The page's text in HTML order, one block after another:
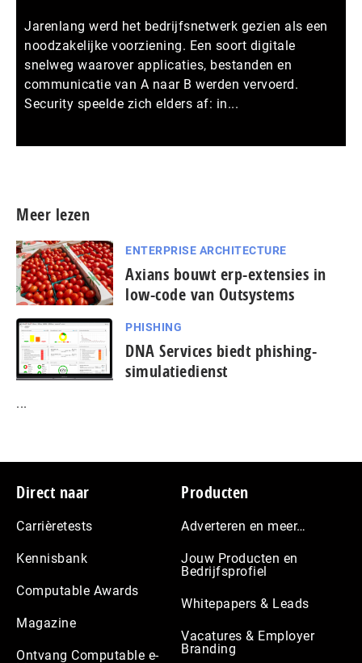
Jarenlang werd het bedrijfsnetwerk gezien als een
noodzakelijke voorziening. Een soort digitale
snelweg waarover applicaties, bestanden en
communicatie van A naar B werden vervoerd.
Security speelde zich elders af: in...
Meer lezen
ENTERPRISE ARCHITECTURE
Axians bouwt erp-extensies in
low-code van Outsystems
PHISHING
DNA Services biedt phishing-
simulatiedienst
...
Footer
Direct naar
Carrièretests
Kennisbank
Computable Awards
Magazine
Ontvang Computable e-
Producten
Adverteren en meer…
Jouw Producten en
Bedrijfsprofiel
Whitepapers & Leads
Vacatures & Employer
Branding